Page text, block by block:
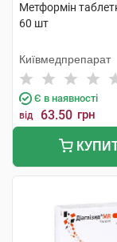
Метформін
60 шт
Київмедпрепарат
Є в наявності
від 63.50 грн